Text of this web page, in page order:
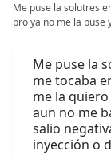
Me puse la solutres
pro ya no me la puse
Me puse la
me tocaba
me la
aun no me
salio
inyección o